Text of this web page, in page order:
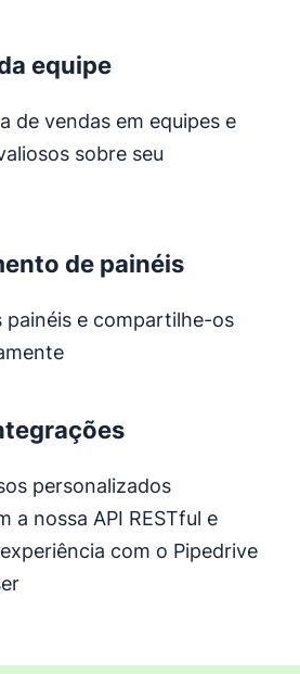
equipe
de vendas em equipes e
sobre seu
de painéis
painéis e compartilhe-os
personalizados
a nossa API RESTful e
com o Pipedrive